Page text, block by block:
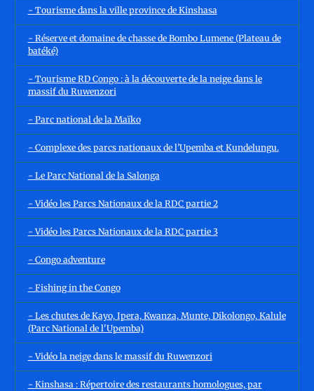
- Tourisme dans la ville province de Kinshasa
- Réserve et domaine de chasse de Bombo Lumene (Plateau de
batéké)
- Tourisme RD Congo : à la découverte de la neige dans le
massif du Ruwenzori
- Parc national de la Maïko
- Complexe des parcs nationaux de l’Upemba et Kundelungu.
- Le Parc National de la Salonga
- Vidéo les Parcs Nationaux de la RDC partie 2
- Vidéo les Parcs Nationaux de la RDC partie 3
- Congo adventure
- Fishing in the Congo
- Les chutes de Kayo, Ipera, Kwanza, Munte, Dikolongo, Kalule
(Parc National de l'Upemba)
- Vidéo la neige dans le massif du Ruwenzori
- Kinshasa : Répertoire des restaurants homologues, par